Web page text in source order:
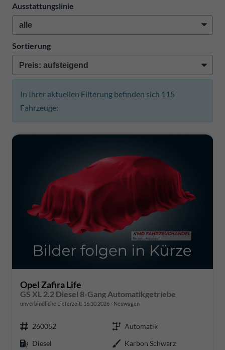
Ausstattungslinie
Sortierung
In Ihrer aktuellen Filterung befinden sich 115
Fahrzeuge:
Opel Zafira Life
GS XL 2.2 Diesel 8-Gang Automatikgetriebe
unverbindliche Lieferzeit: 16.10.2026 Neuwagen
260052
Automatik
Diesel
Karbon Schwarz